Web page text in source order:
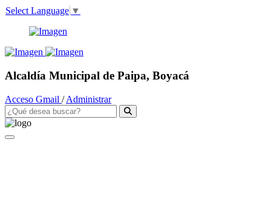
Select Language ▼
Alcaldía Municipal de Paipa, Boyacá
Acceso Gmail /Administrar